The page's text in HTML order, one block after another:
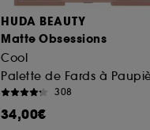
HUDA BEAUTY
Matte Obsessions
Cool
308
34,00€